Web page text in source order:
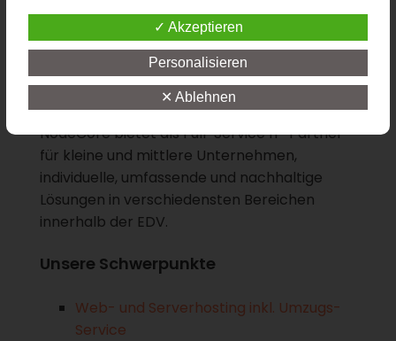
IT Full-Service
NodeCore bietet als Full-Service IT-Partner
für kleine und mittlere Unternehmen,
individuelle, umfassende und nachhaltige
Lösungen in verschiedensten Bereichen
innerhalb der EDV.
Unsere Schwerpunkte
Web- und Serverhosting inkl. Umzugs-
Service
✓ Akzeptieren
Personalisieren
✕ Ablehnen